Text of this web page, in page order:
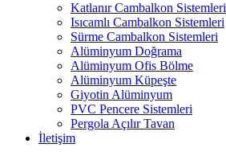
Katlanır Cambalkon Sistemleri
Isıcamlı Cambalkon Sistemleri
Sürme Cambalkon Sistemleri
Alüminyum Doğrama
Alüminyum Ofis Bölme
Alüminyum Küpeşte
Giyotin Alüminyum
PVC Pencere Sistemleri
Pergola Açılır Tavan
İletişim